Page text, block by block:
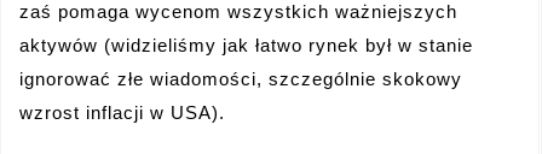
zaś pomaga wycenom wszystkich ważniejszych
aktywów (widzieliśmy jak łatwo rynek był w stanie
ignorować złe wiadomości, szczególnie skokowy
wzrost inflacji w USA).